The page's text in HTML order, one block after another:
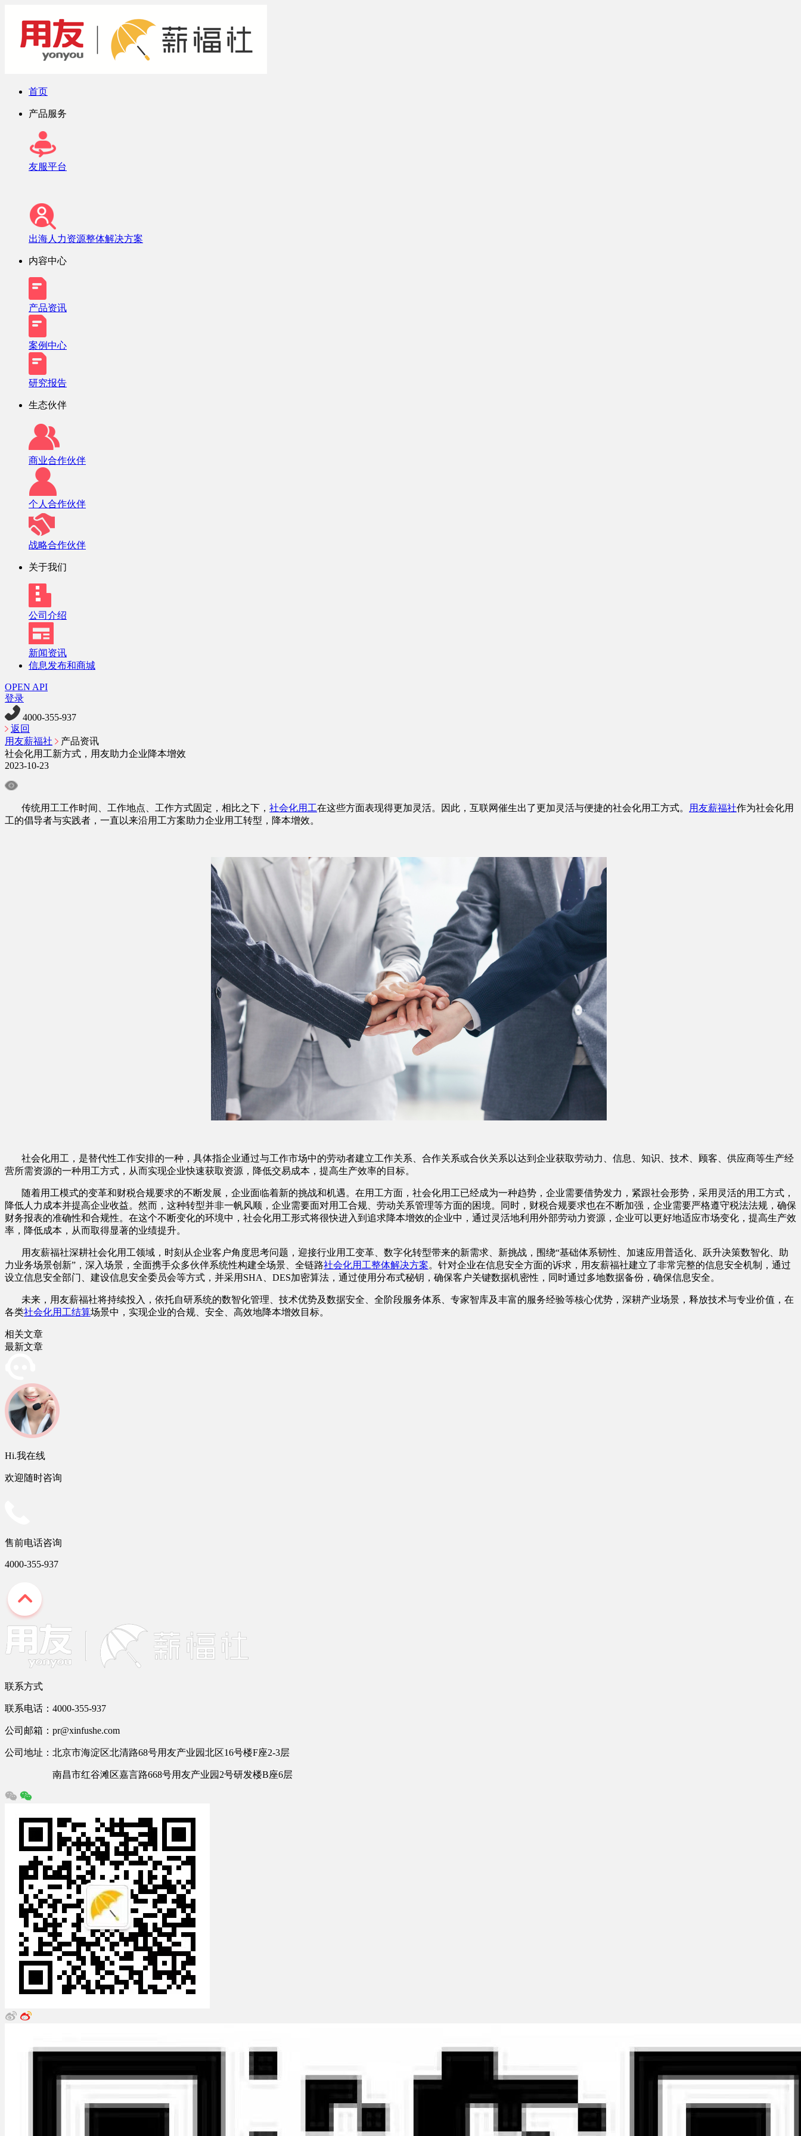
首页
产品服务
友服平台
出海人力资源整体解决方案
内容中心
产品资讯
案例中心
研究报告
生态伙伴
商业合作伙伴
个人合作伙伴
战略合作伙伴
关于我们
公司介绍
新闻资讯
信息发布和商城
OPEN API
登录
4000-355-937
返回
用友薪福社
产品资讯
社会化用工新方式，用友助力企业降本增效
2023-10-23
传统用工工作时间、工作地点、工作方式固定，相比之下， 社会化用工在这些方面表现得更加灵活。因此，互联网催生出了更加灵活与便捷的社会化用工方式。 用友薪福社作为社会化用
工的倡导者与实践者，一直以来沿用工方案助力企业用工转型，降本增效。
社会化用工，是替代性工作安排的一种，具体指企业通过与工作市场中的劳动者建立工作关系、合作关系或合伙关系以达到企业获取劳动力、信息、知识、技术、顾客、供应商等生产经
营所需资源的一种用工方式，从而实现企业快速获取资源，降低交易成本，提高生产效率的目标。
随着用工模式的变革和财税合规要求的不断发展，企业面临着新的挑战和机遇。在用工方面，社会化用工已经成为一种趋势，企业需要借势发力，紧跟社会形势，采用灵活的用工方式，
降低人力成本并提高企业收益。然而，这种转型并非一帆风顺，企业需要面对用工合规、劳动关系管理等方面的困境。同时，财税合规要求也在不断加强，企业需要严格遵守税法法规，确保
财务报表的准确性和合规性。在这个不断变化的环境中，社会化用工形式将很快进入到追求降本增效的企业中，通过灵活地利用外部劳动力资源，企业可以更好地适应市场变化，提高生产效
率，降低成本，从而取得显著的业绩提升。
用友薪福社深耕社会化用工领域，时刻从企业客户角度思考问题，迎接行业用工变革、数字化转型带来的新需求、新挑战，围绕“基础体系韧性、加速应用普适化、跃升决策数智化、助
力业务场景创新”，深入场景，全面携手众多伙伴系统性构建全场景、全链路社会化用工整体解决方案。针对企业在信息安全方面的诉求，用友薪福社建立了非常完整的信息安全机制，通过
设立信息安全部门、建设信息安全委员会等方式，并采用SHA、DES加密算法，通过使用分布式秘钥，确保客户关键数据机密性，同时通过多地数据备份，确保信息安全。
未来，用友薪福社将持续投入，依托自研系统的数智化管理、技术优势及数据安全、全阶段服务体系、专家智库及丰富的服务经验等核心优势，深耕产业场景，释放技术与专业价值，在
各类社会化用工结算场景中，实现企业的合规、安全、高效地降本增效目标。
相关文章
最新文章
Hi.我在线
欢迎随时咨询
售前电话咨询
4000-355-937
联系方式
联系电话：4000-355-937
公司邮箱：pr@xinfushe.com
公司地址：北京市海淀区北清路68号用友产业园北区16号楼F座2-3层
南昌市红谷滩区嘉言路668号用友产业园2号研发楼B座6层